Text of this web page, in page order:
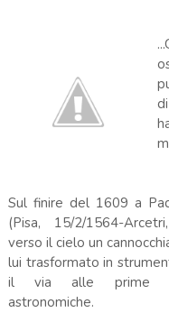
Sul finire del 1609 a
(Pisa, 15/2/1564-
verso il cielo un
lui trasformato in
il via alle prime
astronomiche.